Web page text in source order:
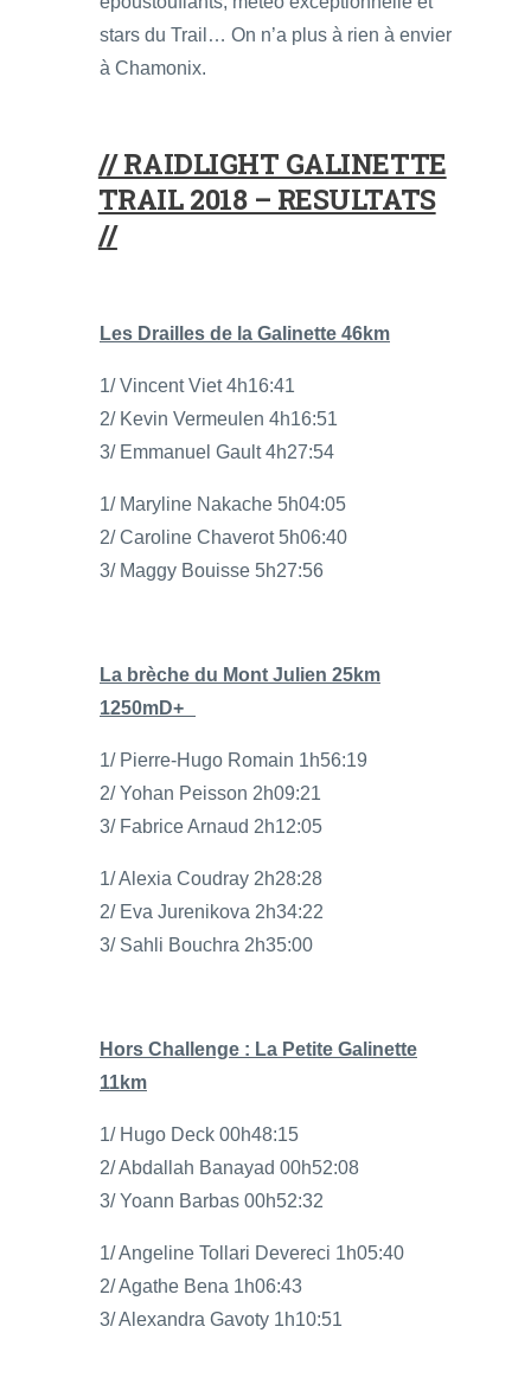
stars du Trail… On n’a plus à rien à envier
à Chamonix.
// RAIDLIGHT GALINETTE
TRAIL 2018 – RESULTATS
//
Les Drailles de la Galinette 46km
1/ Vincent Viet 4h16:41
2/ Kevin Vermeulen 4h16:51
3/ Emmanuel Gault 4h27:54
1/ Maryline Nakache 5h04:05
2/ Caroline Chaverot 5h06:40
3/ Maggy Bouisse 5h27:56
La brèche du Mont Julien 25km
1250mD+
1/ Pierre-Hugo Romain 1h56:19
2/ Yohan Peisson 2h09:21
3/ Fabrice Arnaud 2h12:05
1/ Alexia Coudray 2h28:28
2/ Eva Jurenikova 2h34:22
3/ Sahli Bouchra 2h35:00
Hors Challenge : La Petite Galinette
11km
1/ Hugo Deck 00h48:15
2/ Abdallah Banayad 00h52:08
3/ Yoann Barbas 00h52:32
1/ Angeline Tollari Devereci 1h05:40
2/ Agathe Bena 1h06:43
3/ Alexandra Gavoty 1h10:51